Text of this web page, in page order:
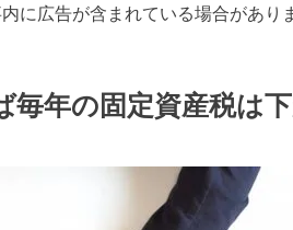
内に広告が含まれている場合があり
毎年の固定資産税は